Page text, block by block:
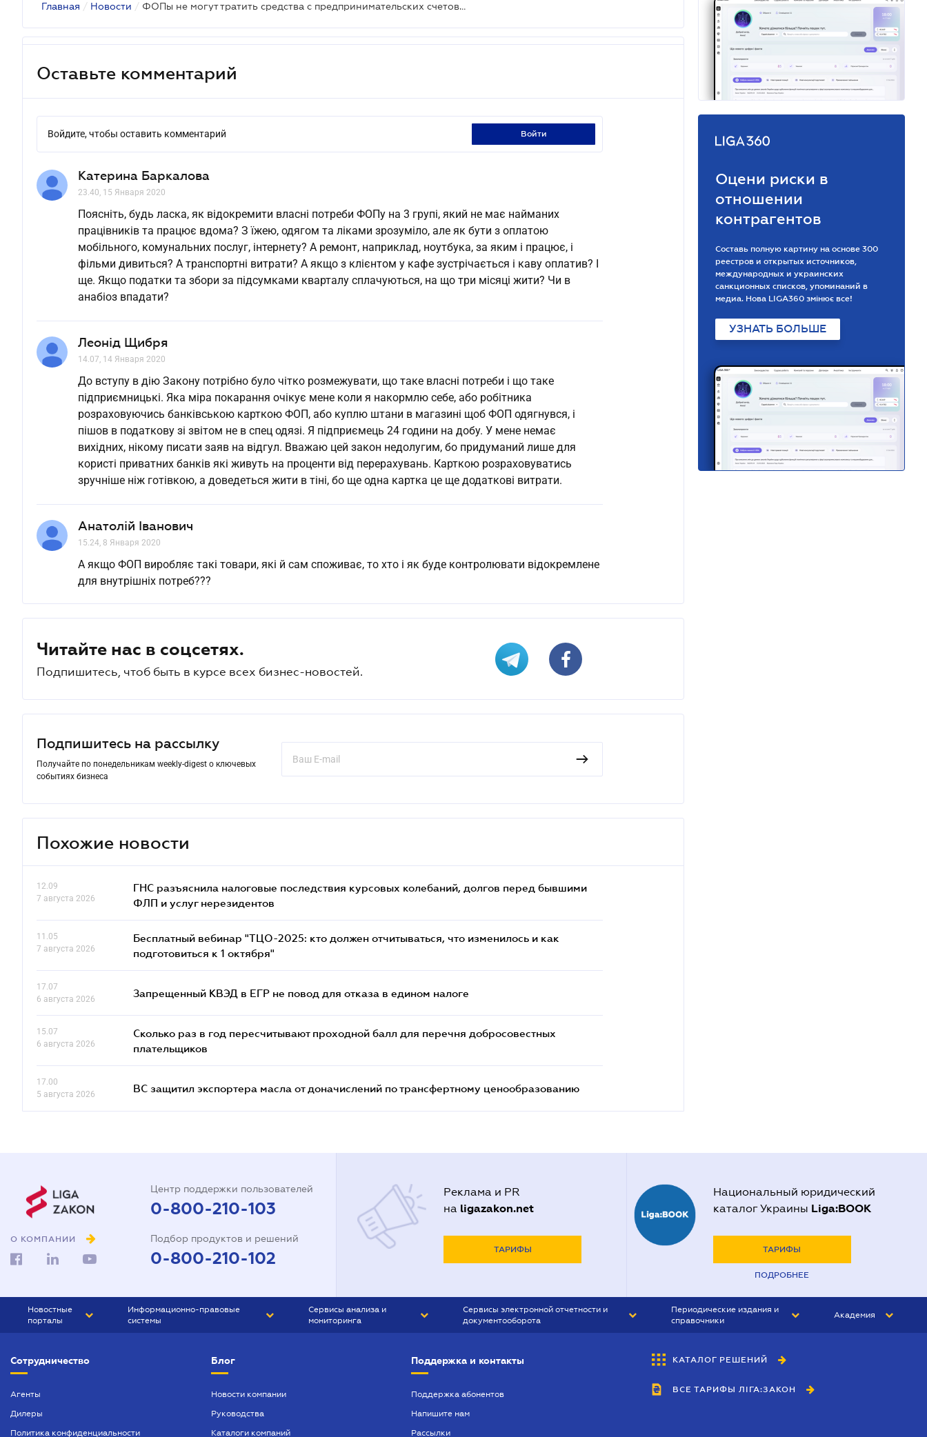
Главная / Новости / ФОПы не могут тратить средства с предпринимательских счетов для собственных нужд
Оставьте комментарий
Войдите, чтобы оставить комментарий войти
Катерина Баркалова
23.40, 15 Января 2020
Поясніть, будь ласка, як відокремити власні потреби ФОПу на 3 групі, який не має найманих
працівників та працює вдома? З їжею, одягом та ліками зрозуміло, але як бути з оплатою
мобільного, комунальних послуг, інтернету? А ремонт, наприклад, ноутбука, за яким і працює, і
фільми дивиться? А транспортні витрати? А якщо з клієнтом у кафе зустрічається і каву оплатив? І
ще. Якщо податки та збори за підсумками кварталу сплачуються, на що три місяці жити? Чи в
анабіоз впадати?
Леонід Щибря
14.07, 14 Января 2020
До вступу в дію Закону потрібно було чітко розмежувати, що таке власні потреби і що таке
підприємницькі. Яка міра покарання очікує мене коли я накормлю себе, або робітника
розраховуючись банківською карткою ФОП, або куплю штани в магазині щоб ФОП одягнувся, і
пішов в податкову зі звітом не в спец одязі. Я підприємець 24 години на добу. У мене немає
вихідних, нікому писати заяв на відгул. Вважаю цей закон недолугим, бо придуманий лише для
користі приватних банків які живуть на проценти від перерахувань. Карткою розраховуватись
зручніше ніж готівкою, а доведеться жити в тіні, бо ще одна картка це ще додаткові витрати.
Анатолій Іванович
15.24, 8 Января 2020
А якщо ФОП виробляє такі товари, які й сам споживає, то хто і як буде контролювати відокремлене
для внутрішніх потреб???
Читайте нас в соцсетях.
Подпишитесь, чтоб быть в курсе всех бизнес-новостей.
Подпишитесь на рассылку
Получайте по понедельникам weekly-digest о ключевых
событиях бизнеса
Похожие новости
12.09
7 августа 2026
ГНС разъяснила налоговые последствия курсовых колебаний, долгов перед бывшими
ФЛП и услуг нерезидентов
11.05
7 августа 2026
Бесплатный вебинар "ТЦО-2025: кто должен отчитываться, что изменилось и как
подготовиться к 1 октября"
17.07
6 августа 2026
Запрещенный КВЭД в ЕГР не повод для отказа в едином налоге
15.07
6 августа 2026
Сколько раз в год пересчитывают проходной балл для перечня добросовестных
плательщиков
17.00
5 августа 2026
ВС защитил экспортера масла от доначислений по трансфертному ценообразованию
Оцени риски в
отношении
контрагентов
Составь полную картину на основе 300
реестров и открытых источников,
международных и украинских
санкционных списков, упоминаний в
медиа. Нова LIGA360 змінює все!
УЗНАТЬ БОЛЬШЕ
О КОМПАНИИ
Центр поддержки пользователей
0-800-210-103
Подбор продуктов и решений
0-800-210-102
Реклама и PR
на ligazakon.net
ТАРИФЫ
Национальный юридический
каталог Украины Liga:BOOK
ТАРИФЫ
ПОДРОБНЕЕ
Новостные
порталы
БИЗНЕС
Информационно-правовые
системы
БУХГАЛТЕР ПРОФ
Сервисы анализа и
мониторинга
Сервисы электронной отчетности и
документооборота
Периодические издания и
справочники
БУХГАЛТЕР&ЗАКОН
ВЕСТНИК МСФО
Академия
Сотрудничество
Агенты
Дилеры
Политика конфиденциальности
Блог
Новости компании
Руководства
Каталоги компаний
Поддержка и контакты
Поддержка абонентов
Напишите нам
Рассылки
КАТАЛОГ РЕШЕНИЙ
ВСЕ ТАРИФЫ ЛІГА:ЗАКОН